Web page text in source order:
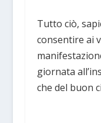
Tutto ciò,
consentire ai
giornata
che del buon